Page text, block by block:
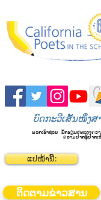
ບົດກະວີເສັ້ນໜຶ່ງສ
ພວກເຮົາຊ່ວຍ ນັກຮຽນສະແດງຄວ
ຄວາມຢາກຮູ້ຢາກເ
ແປໜ້ານີ້:
ຕິດຕາມຂ່າວສານ